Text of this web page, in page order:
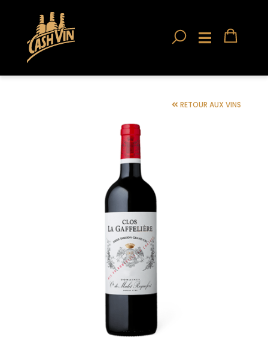
RETOUR AUX VINS